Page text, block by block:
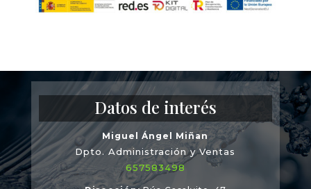
Datos de interés
Miguel Ángel Miñan
Dpto. Administración y Ventas
657583498